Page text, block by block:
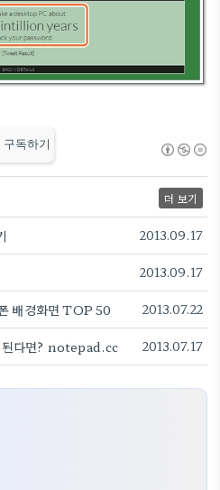
구독하기
더 보기
2013.09.17
2013.09.17
배경화면 TOP 50 2013.07.22
된다면? notepad.cc 2013.07.17